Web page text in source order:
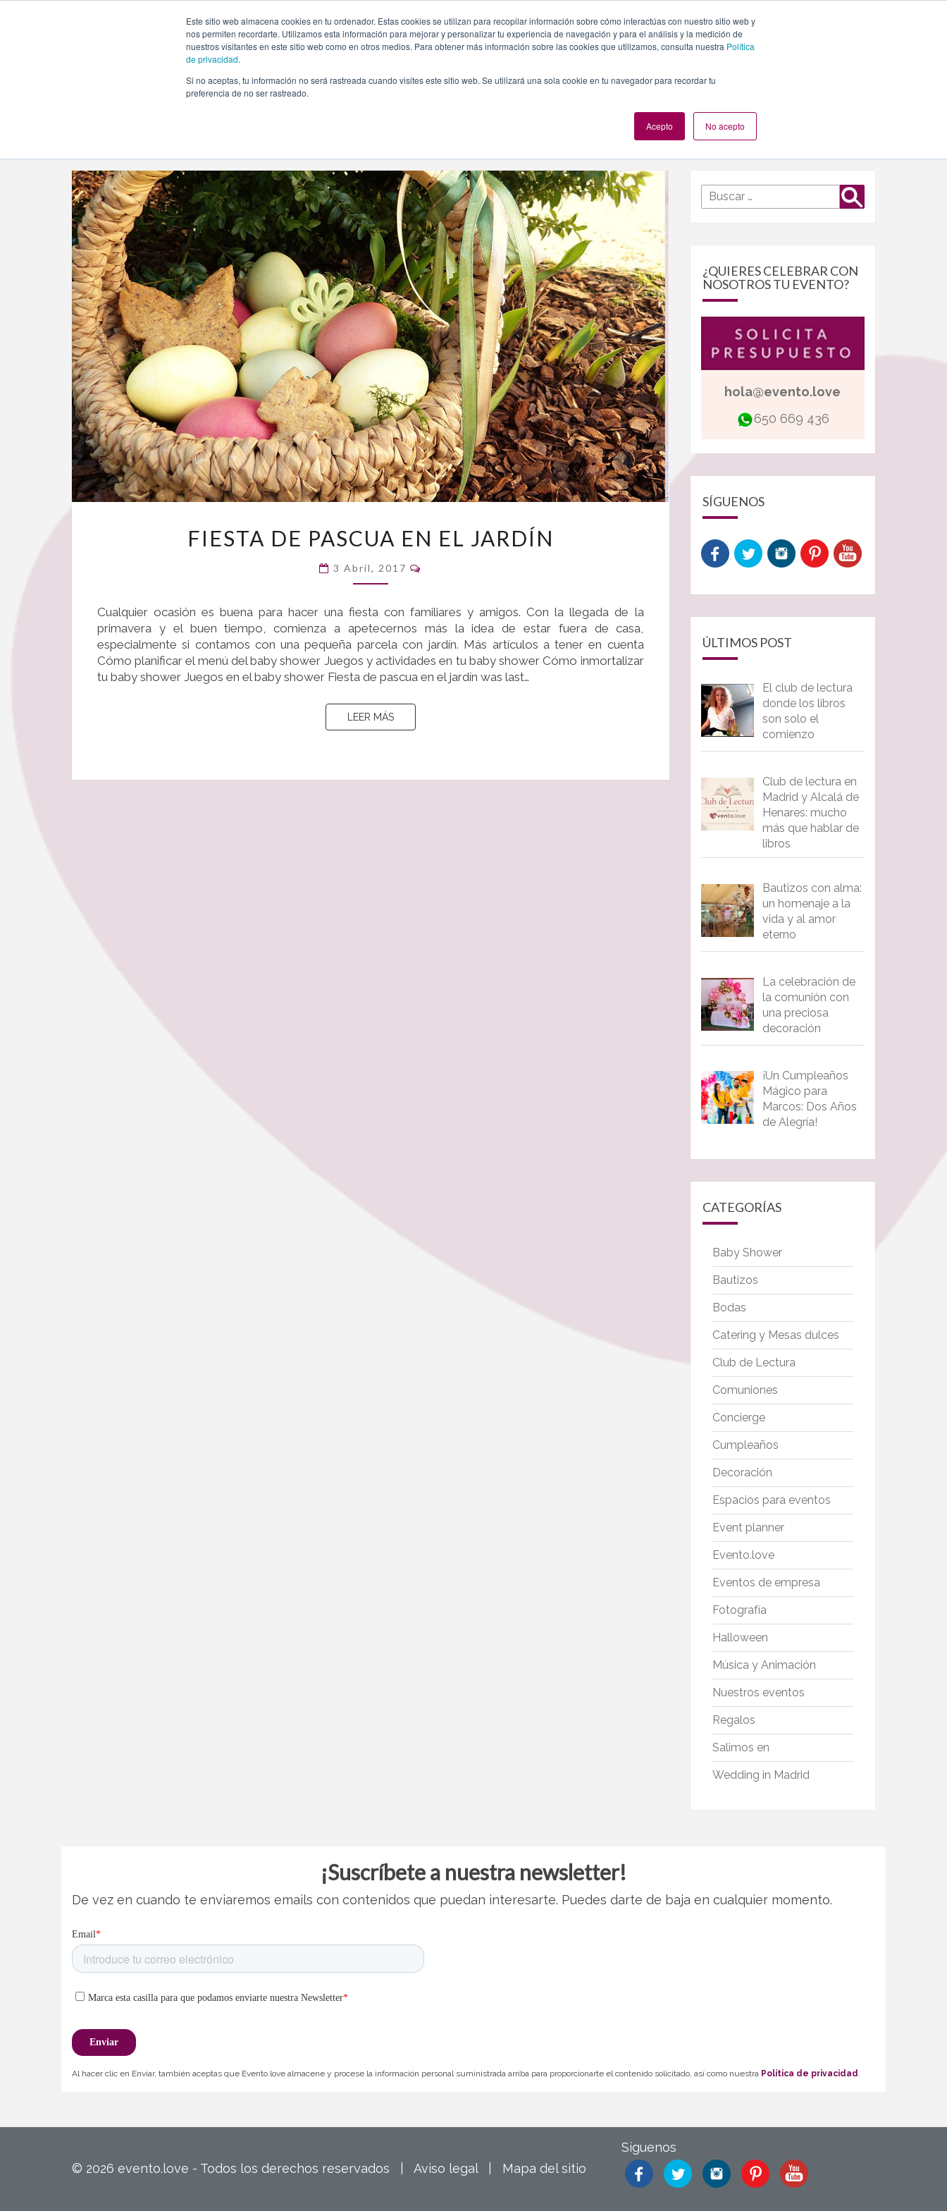
Este sitio web almacena cookies en tu ordenador. Estas cookies se utilizan para recopilar información sobre cómo interactúas con nuestro sitio web y
nos permiten recordarte. Utilizamos esta información para mejorar y personalizar tu experiencia de navegación y para el análisis y la medición de
nuestros visitantes en este sitio web como en otros medios. Para obtener más información sobre las cookies que utilizamos, consulta nuestra Política
de privacidad.
Si no aceptas, tu información no será rastreada cuando visites este sitio web. Se utilizará una sola cookie en tu navegador para recordar tu
preferencia de no ser rastreado.
Acepto No acepto
INICIO QUIÉNES SOMOS TE OFRECEMOS PLANES NUESTROS EVENTOS
mona de pascua
DE
EN
JARDÍN
FIESTA DE PASCUA EN EL JARDÍN
3 Abril, 2017
Cualquier ocasión es buena para hacer una fiesta con familiares y amigos. Con la llegada de la
primavera y el buen tiempo, comienza a apetecernos más la idea de estar fuera de casa,
especialmente si contamos con una pequeña parcela con jardín. Más artículos a tener en cuenta
Cómo planificar el menú del baby shower Juegos y actividades en tu baby shower Cómo inmortalizar
tu baby shower Juegos en el baby shower Fiesta de pascua en el jardín was last…
LEER MÁSLEER MÁS
Buscar
por:
Buscar
¿QUIERES CELEBRAR CON
NOSOTROS TU EVENTO?
hola@evento.love
650 669 436
SÍGUENOS
ÚLTIMOS POST
El club de lectura
donde los libros
son solo el
comienzo
Club de lectura en
Madrid y Alcalá de
Henares: mucho
más que hablar de
libros
Bautizos con alma:
un homenaje a la
vida y al amor
eterno
La celebración de
la comunión con
una preciosa
decoración
¡Un Cumpleaños
Mágico para
Marcos: Dos Años
de Alegría!
CATEGORÍAS
Baby Shower
Bautizos
Bodas
Catering y Mesas dulces
Club de Lectura
Comuniones
Concierge
Cumpleaños
Decoración
Espacios para eventos
Event planner
Evento.love
Eventos de empresa
Fotografía
Halloween
Música y Animación
Nuestros eventos
Regalos
Salimos en
Wedding in Madrid
¡Suscríbete a nuestra newsletter!
De vez en cuando te enviaremos emails con contenidos que puedan interesarte. Puedes darte de baja en cualquier momento.
Al hacer clic en Enviar, también aceptas que Evento.love almacene y procese la información personal suministrada arriba para proporcionarte el contenido solicitado, así como nuestra Política de privacidad.
© 2026 evento.love - Todos los derechos reservados | Aviso legal| Mapa del sitio
Síguenos